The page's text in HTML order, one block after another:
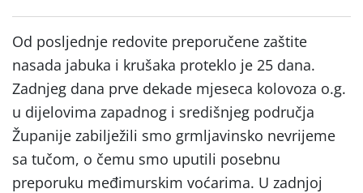
Od posljednje redovite preporučene zaštite
nasada jabuka i krušaka proteklo je 25 dana.
Zadnjeg dana prve dekade mjeseca kolovoza o.g.
u dijelovima zapadnog i središnjeg područja
Županije zabilježili smo grmljavinsko nevrijeme
sa tučom, o čemu smo uputili posebnu
preporuku međimurskim voćarima. U zadnjoj